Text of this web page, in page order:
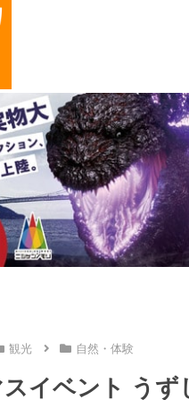
観光 自然・体験
イベント うず